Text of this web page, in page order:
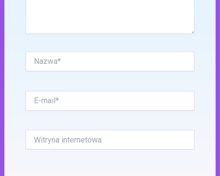
mail*
internetowa